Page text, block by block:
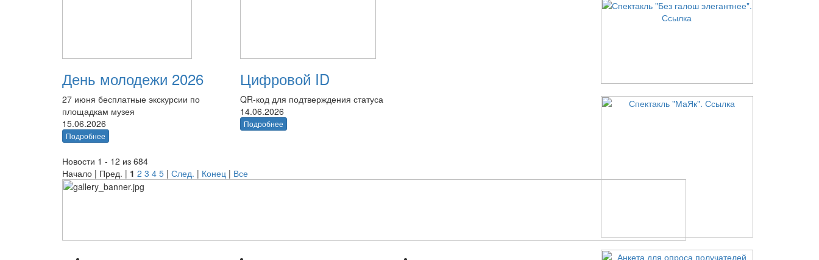
День молодежи 2026
27 июня бесплатные экскурсии по
площадкам музея
15.06.2026
Подробнее
Цифровой ID
QR-код для подтверждения статуса
14.06.2026
Подробнее
Новости 1 - 12 из 684
Начало | Пред. | 1 2 3 4 5 | След. | Конец | Все